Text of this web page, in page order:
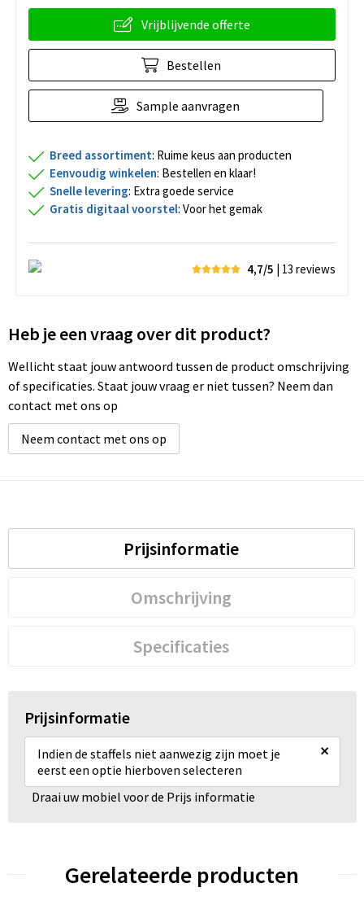
Vrijblijvende offerte
Bestellen
Sample aanvragen
Breed assortiment: Ruime keus aan producten
Eenvoudig winkelen: Bestellen en klaar!
Snelle levering: Extra goede service
Gratis digitaal voorstel: Voor het gemak
4,7/5 | 13 reviews
Heb je een vraag over dit product?
Wellicht staat jouw antwoord tussen de product omschrijving
of specificaties. Staat jouw vraag er niet tussen? Neem dan
contact met ons op
Neem contact met ons op
Prijsinformatie
Omschrijving
Specificaties
Prijsinformatie
Indien de staffels niet aanwezig zijn moet je
eerst een optie hierboven selecteren
×
Draai uw mobiel voor de Prijs informatie
Gerelateerde producten